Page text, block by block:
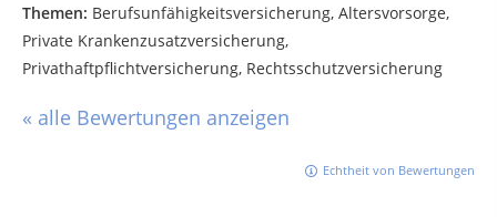
Themen: Berufsunfähigkeitsversicherung, Altersvorsorge,
Private Krankenzusatzversicherung,
Privathaftpflichtversicherung, Rechtsschutzversicherung
« alle Bewertungen anzeigen
Echtheit von Bewertungen